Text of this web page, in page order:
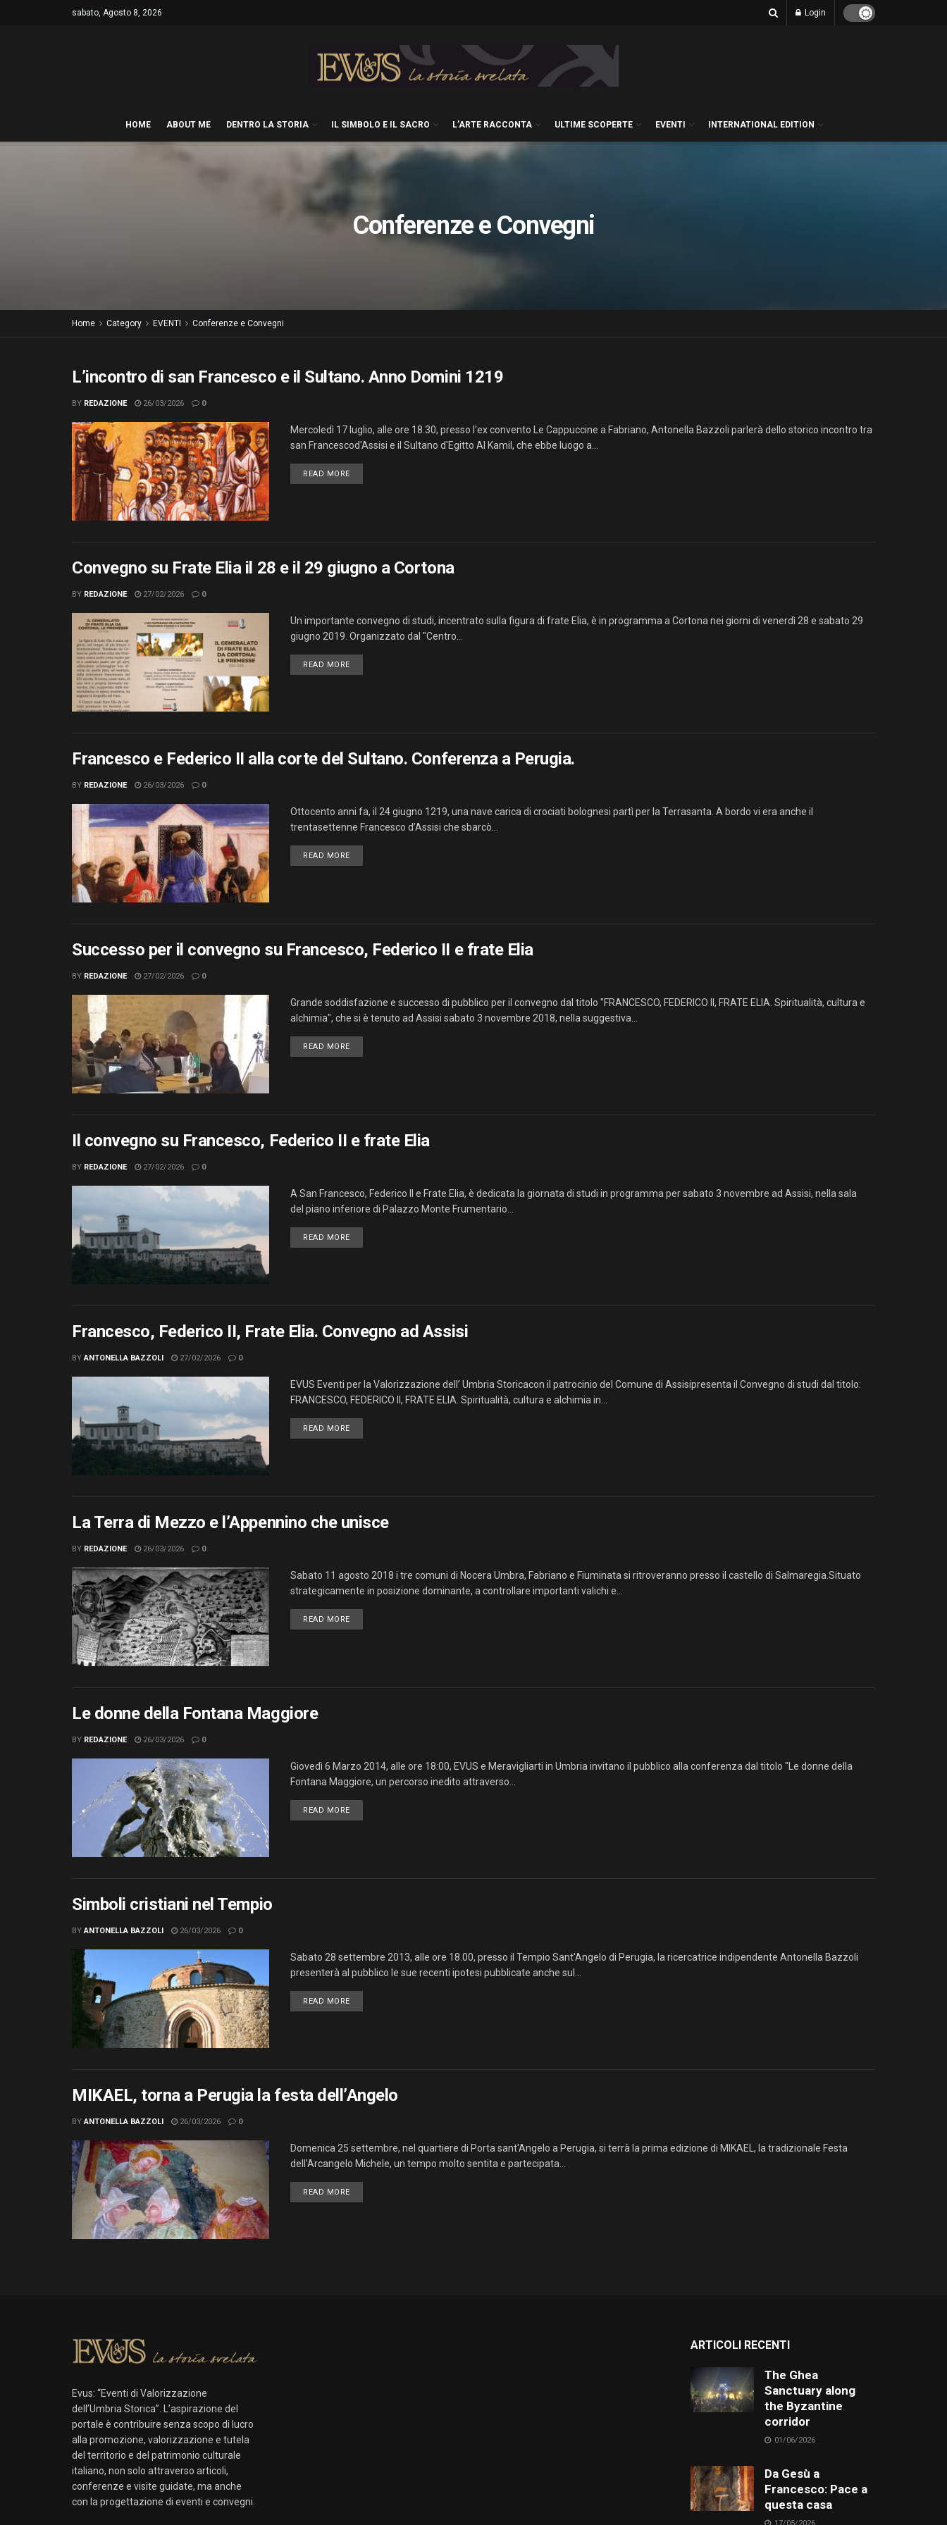
sabato, Agosto 8, 2026 Login
HOME ABOUT ME DENTRO LA STORIA IL SIMBOLO E IL SACRO L’ARTE RACCONTA ULTIME SCOPERTE EVENTI INTERNATIONAL EDITION
Conferenze e Convegni
Home Category EVENTI Conferenze e Convegni
L’incontro di san Francesco e il Sultano. Anno Domini 1219
BY REDAZIONE 26/03/2026 0
Mercoledì 17 luglio, alle ore 18.30, presso l'ex convento Le Cappuccine a Fabriano, Antonella Bazzoli parlerà dello storico incontro tra
san Francescod'Assisi e il Sultano d'Egitto Al Kamil, che ebbe luogo a...
READ MORE
Convegno su Frate Elia il 28 e il 29 giugno a Cortona
BY REDAZIONE 27/02/2026 0
Un importante convegno di studi, incentrato sulla figura di frate Elia, è in programma a Cortona nei giorni di venerdì 28 e sabato 29
giugno 2019. Organizzato dal "Centro...
READ MORE
Francesco e Federico II alla corte del Sultano. Conferenza a Perugia.
BY REDAZIONE 26/03/2026 0
Ottocento anni fa, il 24 giugno 1219, una nave carica di crociati bolognesi partì per la Terrasanta. A bordo vi era anche il
trentasettenne Francesco d’Assisi che sbarcò...
READ MORE
Successo per il convegno su Francesco, Federico II e frate Elia
BY REDAZIONE 27/02/2026 0
Grande soddisfazione e successo di pubblico per il convegno dal titolo "FRANCESCO, FEDERICO II, FRATE ELIA. Spiritualità, cultura e
alchimia", che si è tenuto ad Assisi sabato 3 novembre 2018, nella suggestiva...
READ MORE
Il convegno su Francesco, Federico II e frate Elia
BY REDAZIONE 27/02/2026 0
A San Francesco, Federico II e Frate Elia, è dedicata la giornata di studi in programma per sabato 3 novembre ad Assisi, nella sala
del piano inferiore di Palazzo Monte Frumentario...
READ MORE
Francesco, Federico II, Frate Elia. Convegno ad Assisi
BY ANTONELLA BAZZOLI 27/02/2026 0
EVUS Eventi per la Valorizzazione dell’ Umbria Storicacon il patrocinio del Comune di Assisipresenta il Convegno di studi dal titolo:
FRANCESCO, FEDERICO II, FRATE ELIA. Spiritualità, cultura e alchimia in...
READ MORE
La Terra di Mezzo e l’Appennino che unisce
BY REDAZIONE 26/03/2026 0
Sabato 11 agosto 2018 i tre comuni di Nocera Umbra, Fabriano e Fiuminata si ritroveranno presso il castello di Salmaregia.Situato
strategicamente in posizione dominante, a controllare importanti valichi e...
READ MORE
Le donne della Fontana Maggiore
BY REDAZIONE 26/03/2026 0
Giovedì 6 Marzo 2014, alle ore 18:00, EVUS e Meravigliarti in Umbria invitano il pubblico alla conferenza dal titolo "Le donne della
Fontana Maggiore, un percorso inedito attraverso...
READ MORE
Simboli cristiani nel Tempio
BY ANTONELLA BAZZOLI 26/03/2026 0
Sabato 28 settembre 2013, alle ore 18.00, presso il Tempio Sant'Angelo di Perugia, la ricercatrice indipendente Antonella Bazzoli
presenterà al pubblico le sue recenti ipotesi pubblicate anche sul...
READ MORE
MIKAEL, torna a Perugia la festa dell’Angelo
BY ANTONELLA BAZZOLI 26/03/2026 0
Domenica 25 settembre, nel quartiere di Porta sant'Angelo a Perugia, si terrà la prima edizione di MIKAEL, la tradizionale Festa
dell'Arcangelo Michele, un tempo molto sentita e partecipata...
READ MORE
Evus: “Eventi di Valorizzazione
dell’Umbria Storica”. L’aspirazione del
portale è contribuire senza scopo di lucro
alla promozione, valorizzazione e tutela
del territorio e del patrimonio culturale
italiano, non solo attraverso articoli,
conferenze e visite guidate, ma anche
con la progettazione di eventi e convegni.
ARTICOLI RECENTI
The Ghea
Sanctuary along
the Byzantine
corridor
01/06/2026
Da Gesù a
Francesco: Pace a
questa casa